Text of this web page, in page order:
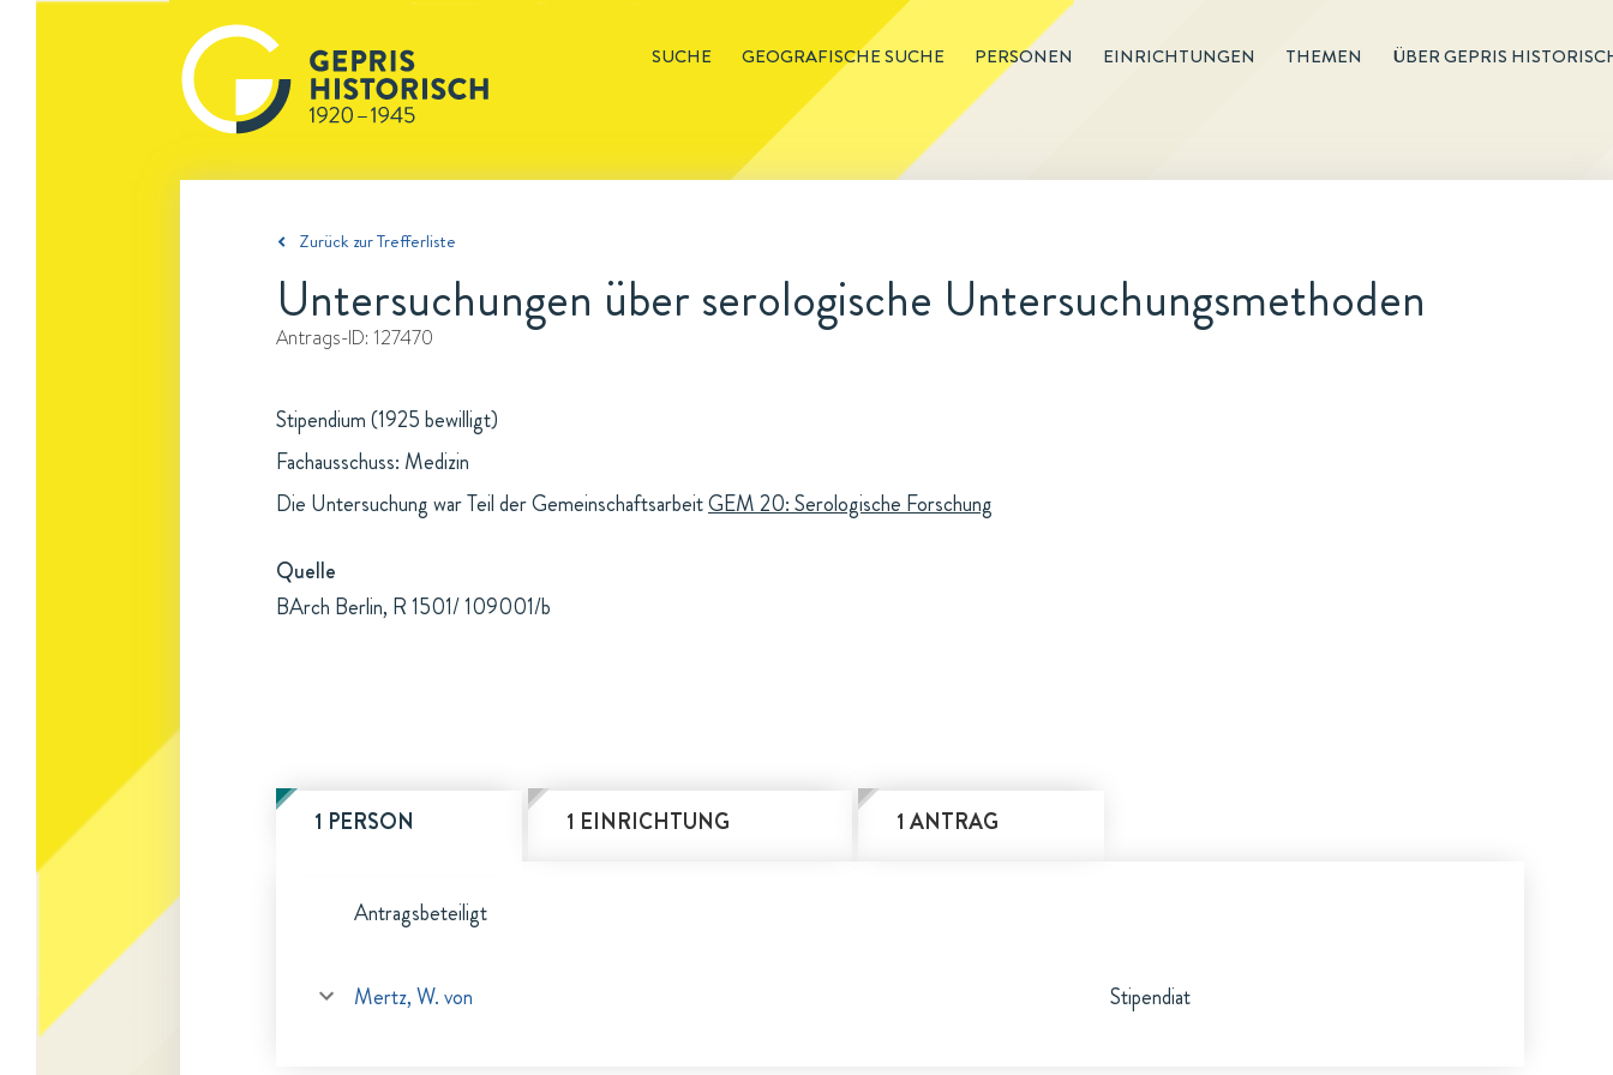
SUCHE GEOGRAFISCHE SUCHE PERSONEN EINRICHTUNGEN THEMEN ÜBER GEPRIS
Zurück zur Trefferliste
Untersuchungen über serologische Untersuchungsmethoden
Antrags-ID: 127470
Stipendium (1925 bewilligt)
Fachausschuss: Medizin
Die Untersuchung war Teil der GemeinschaftsarbeitGEM 20: Serologische Forschung
Quelle
BArch Berlin, R 1501/ 109001/b
1 PERSON 1 EINRICHTUNG 1 ANTRAG
Antragsbeteiligt
Mertz, W. von Stipendiat